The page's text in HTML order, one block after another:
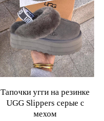
Тапочки угги на резинке
UGG Slippers серые с
мехом